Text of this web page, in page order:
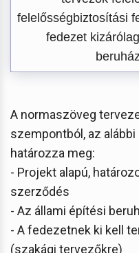
felelősségbiztosítási
fedezet
A normaszöveg
szempontból, az
határozza meg:
- Projekt alapú,
szerződés
- Az állami építési
- A fedezetnek ki kell
(szakági tervezőkre)